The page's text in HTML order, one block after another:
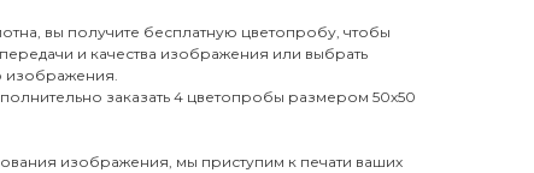
вы получите бесплатную цветопробу, чтобы
и качества изображения или выбрать
изображения.
заказать 4 цветопробы размером 50х50
изображения, мы приступим к печати ваших